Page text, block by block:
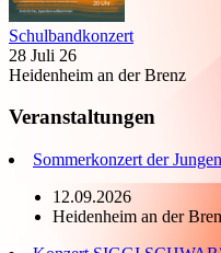
Schulbandkonzert
28 Juli 26
Heidenheim an der Brenz
Veranstaltungen
Sommerkonzert der
12.09.2026
Heidenheim an der